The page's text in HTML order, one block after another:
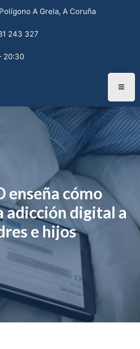
A Grela, A Coruña
243 327
20:30
enseña cómo
adicción digital a
e hijos